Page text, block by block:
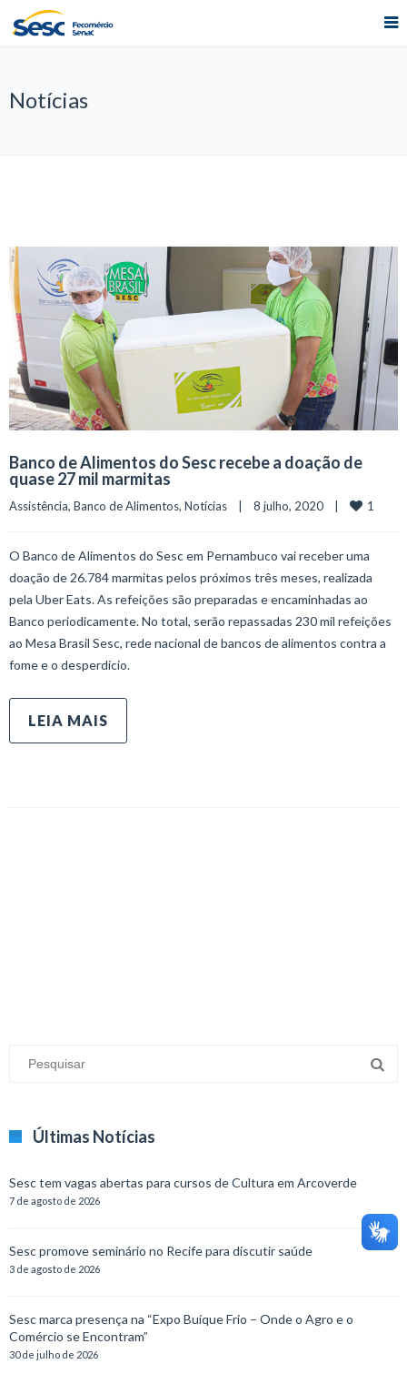
Notícias
Banco de Alimentos do Sesc recebe a doação de
quase 27 mil marmitas
Assistência, Banco de Alimentos, Notícias
    |    8 julho, 2020    |
1
O Banco de Alimentos do Sesc em Pernambuco vai receber uma
doação de 26.784 marmitas pelos próximos três meses, realizada
pela Uber Eats. As refeições são preparadas e encaminhadas ao
Banco periodicamente. No total, serão repassadas 230 mil refeições
ao Mesa Brasil Sesc, rede nacional de bancos de alimentos contra a
fome e o desperdício.
LEIA MAIS
Últimas Notícias
Sesc tem vagas abertas para cursos de Cultura em Arcoverde
7 de agosto de 2026
Sesc promove seminário no Recife para discutir saúde
3 de agosto de 2026
Sesc marca presença na “Expo Buíque Frio – Onde o Agro e o
Comércio se Encontram”
30 de julho de 2026